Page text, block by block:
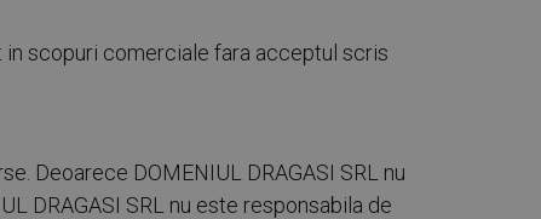
in scopuri comerciale fara acceptul scris
Deoarece DOMENIUL DRAGASI SRL nu
DRAGASI SRL nu este responsabila de